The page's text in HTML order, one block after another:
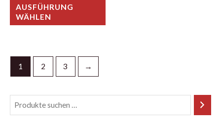
AUSFÜHRUNG
WÄHLEN
1 2 3 →